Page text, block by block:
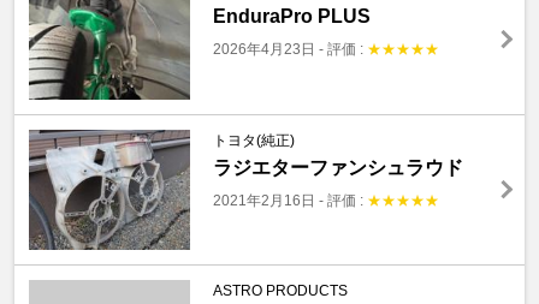
EnduraPro PLUS
2026年4月23日 - 評価 : ★★★★★
トヨタ(純正)
ラジエターファンシュラウド
2021年2月16日 - 評価 : ★★★★★
ASTRO PRODUCTS